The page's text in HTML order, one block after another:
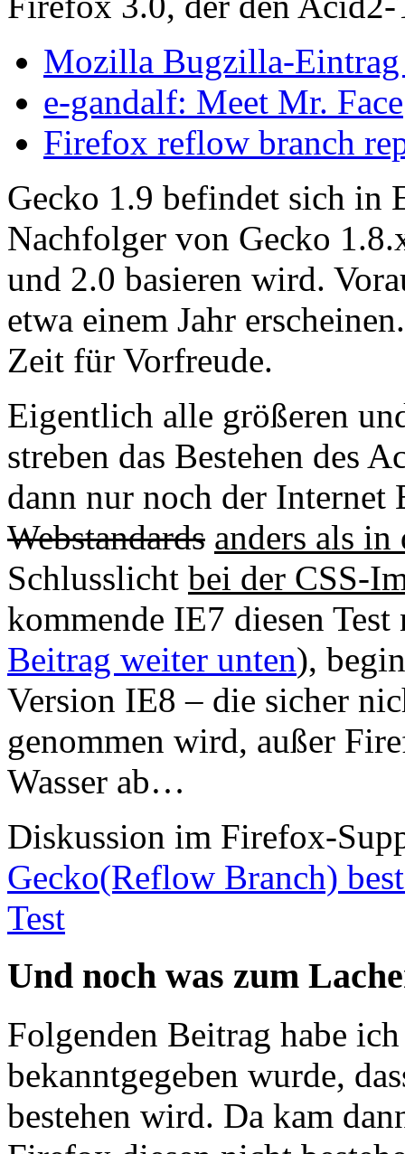
Mozilla Bugzilla-
e-gandalf: Meet Mr. Face
Firefox reflow branch
Gecko 1.9 befindet sich in
Nachfolger von Gecko
und 2.0 basieren wird.
etwa einem Jahr
Zeit für Vorfreude.
Eigentlich alle größeren
streben das Bestehen des
dann nur noch der Internet
Webstandards anders als in
Schlusslicht bei der CSS-
kommende IE7 diesen
Beitrag weiter unten),
Version IE8 – die sicher
genommen wird, außer
Wasser ab…
Diskussion im Firefox-
Gecko(Reflow Branch)
Test
Und noch was zum
Folgenden Beitrag habe
bekanntgegeben wurde,
bestehen wird. Da kam